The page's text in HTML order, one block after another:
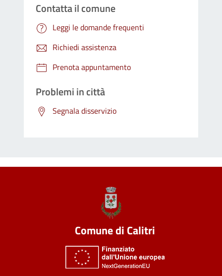
Contatta il comune
Leggi le domande frequenti
Richiedi assistenza
Prenota appuntamento
Problemi in città
Segnala disservizio
Comune di Calitri